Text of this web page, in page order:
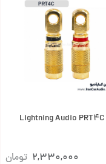
2,330,000 تومان